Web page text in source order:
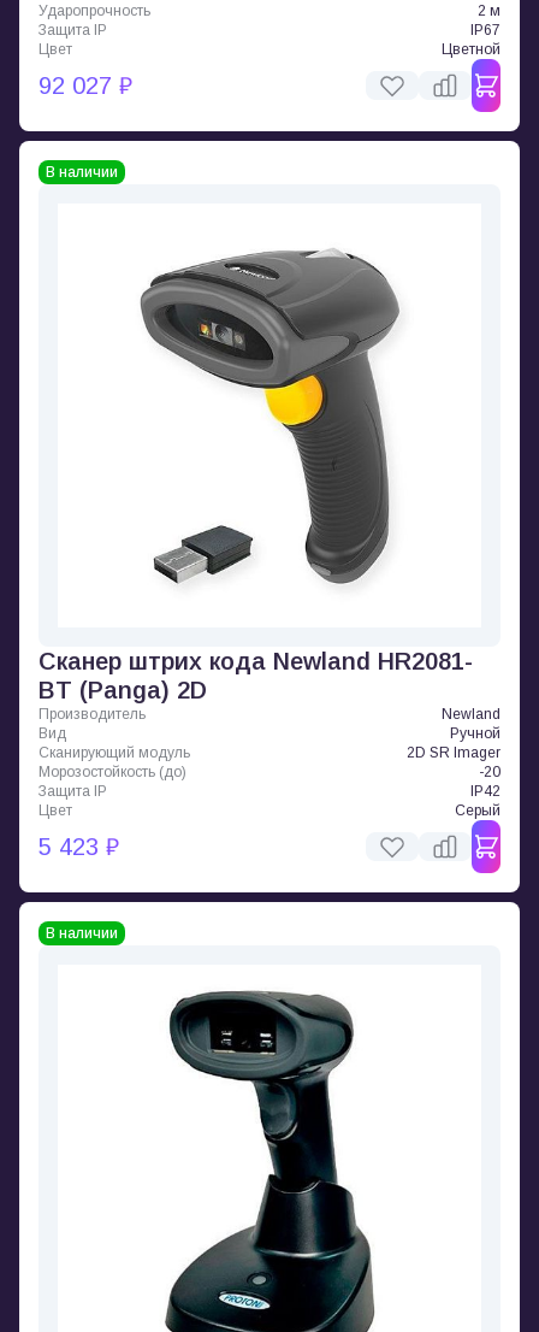
Ударопрочность
2 м
Защита IP
IP67
Цвет
Цветной
92 027 ₽
В наличии
Сканер штрих кода Newland HR2081-
BT (Panga) 2D
Производитель
Newland
Вид
Ручной
Сканирующий модуль
2D SR Imager
Морозостойкость (до)
-20
Защита IP
IP42
Цвет
Серый
5 423 ₽
В наличии